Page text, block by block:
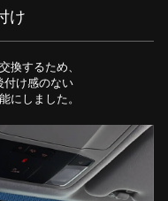
け
換するため、
付け感のない
にしました。